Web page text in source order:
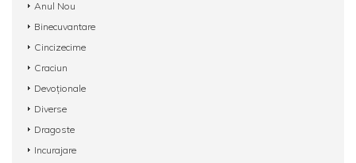
Anul Nou
Binecuvantare
Cincizecime
Craciun
Devoționale
Diverse
Dragoste
Incurajare